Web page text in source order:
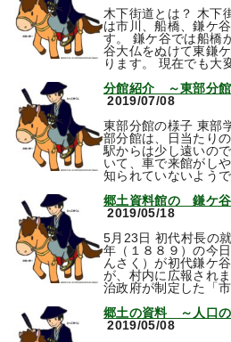
木下街道とは？ 木下
は市川、船橋、鎌ケ
す。 鎌ケ谷では船橋
谷大仏をぬけて東鎌
ります。 現在でも大
分館紹介 ～東部分館
2019/07/08
東部分館の様子 東部
部分館は、日当たり
駅からは少し遠いの
いて、車で来館がし
知られていないよう
郷土資料館の 鎌ケ
2019/05/18
5月23日 初代村長の
年（１８８９）の今
んさく）が初代鎌ケ
が、村内に広報され
治政府が制定した「
郷土の資料 ～人口の
2019/05/08